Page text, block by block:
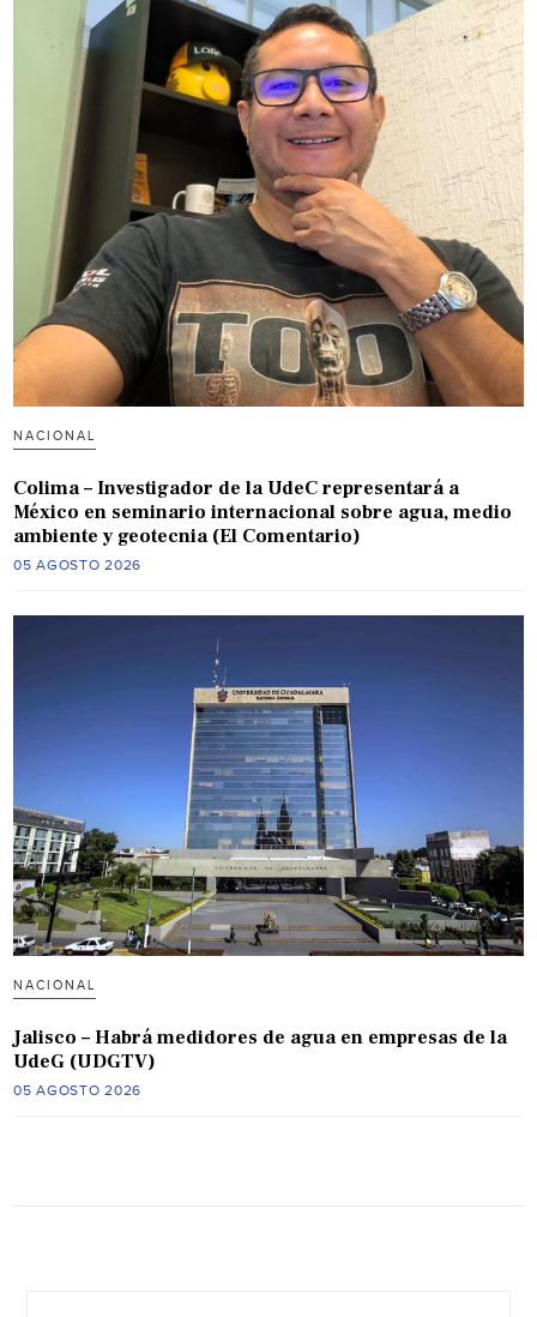
NACIONAL
Colima – Investigador de la UdeC representará a
México en seminario internacional sobre agua, medio
ambiente y geotecnia (El Comentario)
05 AGOSTO 2026
NACIONAL
Jalisco – Habrá medidores de agua en empresas de la
UdeG (UDGTV)
05 AGOSTO 2026